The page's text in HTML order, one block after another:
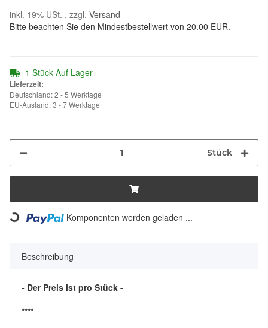
inkl. 19% USt. , zzgl. Versand
Bitte beachten Sie den Mindestbestellwert von 20.00 EUR.
1 Stück Auf Lager
Lieferzeit:
Deutschland: 2 - 5 Werktage
EU-Ausland: 3 - 7 Werktage
Stück
Loading... Komponenten werden geladen ...
Beschreibung
- Der Preis ist pro Stück -
****